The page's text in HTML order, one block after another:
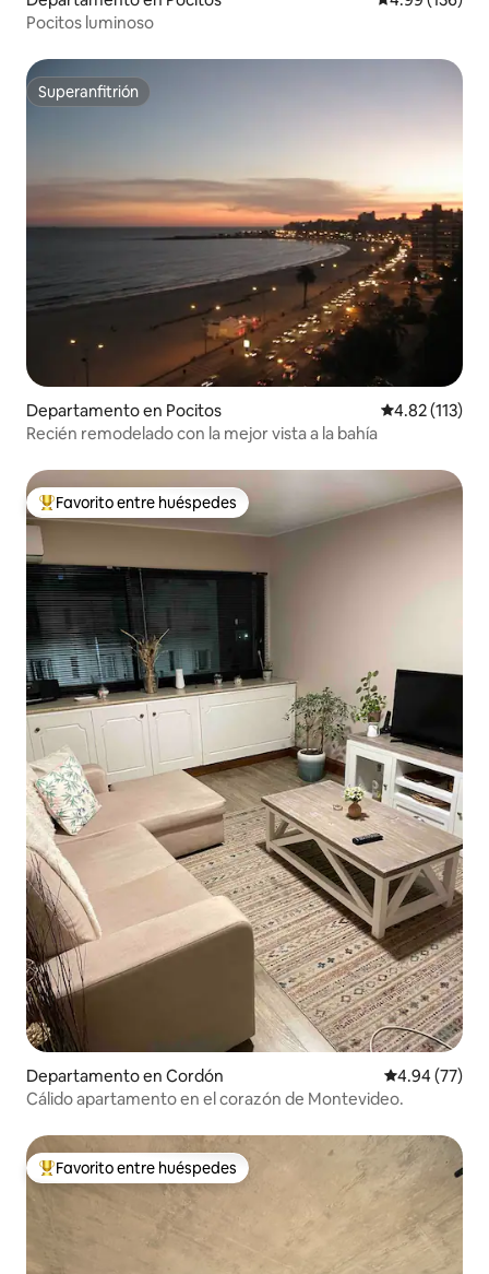
Pocitos luminoso
Superanfitrión
Superanfitrión
Departamento en Pocitos Calificación
4.82 (113)
Recién remodelado con la mejor vista a la bahía
De los mejores en Favorito entre huéspedes
Favorito entre huéspedes
Departamento en Cordón Calificación
4.94 (77)
Cálido apartamento en el corazón de Montevideo.
De los mejores en Favorito entre huéspedes
Favorito entre huéspedes